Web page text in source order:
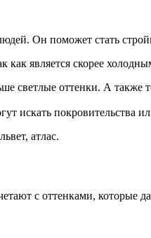
Он поможет стать
как является скорее
светлые оттенки. А также
искать покровительства
атлас.
с оттенками,